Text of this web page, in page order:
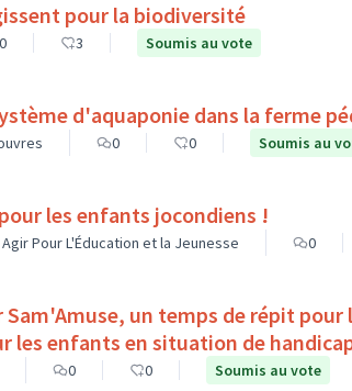
pour la biodiversité
0 3 Soumis au vote
d'aquaponie dans la ferme
0 0 Soumis au
pour les enfants jocondiens !
Agir Pour L'Éducation et la Jeunesse 0
Sam'Amuse, un temps de répit
adaptées pour les enfants en situation de
0 0 Soumis au vote